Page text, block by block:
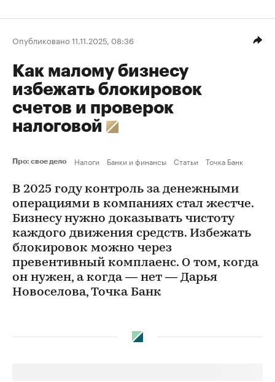
Опубликовано 11.11.2025, 08:36
Как малому бизнесу
избежать блокировок
счетов и проверок
налоговой
Про: свое дело Налоги Банки и финансы Статьи Точка Банк
В 2025 году контроль за денежными
операциями в компаниях стал жестче.
Бизнесу нужно доказывать чистоту
каждого движения средств. Избежать
блокировок можно через
превентивный комплаенс. О том, когда
он нужен, а когда — нет — Дарья
Новоселова, Точка Банк